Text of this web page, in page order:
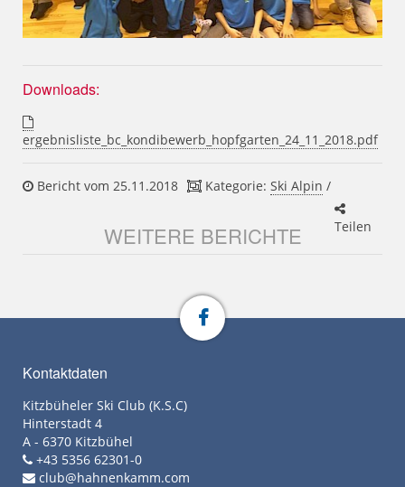
Downloads:
ergebnisliste_bc_kondibewerb_hopfgarten_24_11_2018.pdf
Bericht vom 25.11.2018 Kategorie: Ski Alpin /
Teilen
WEITERE BERICHTE
Kontaktdaten
Kitzbüheler Ski Club (K.S.C)
Hinterstadt 4
A - 6370 Kitzbühel
+43 5356 62301-0
club@hahnenkamm.com